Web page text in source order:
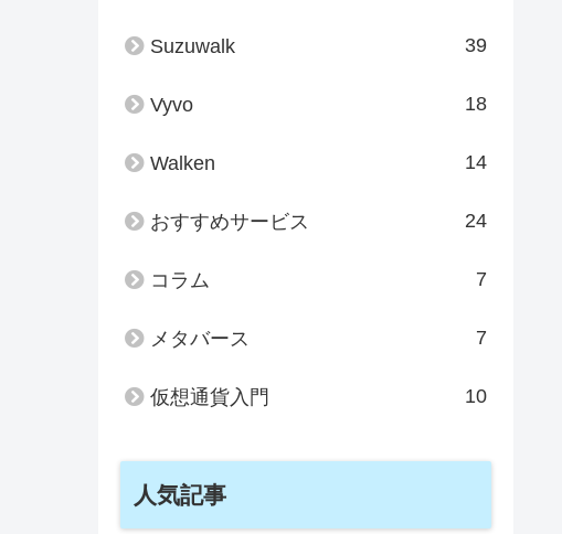
Suzuwalk 39
Vyvo 18
Walken 14
おすすめサービス 24
コラム 7
メタバース 7
仮想通貨入門 10
人気記事